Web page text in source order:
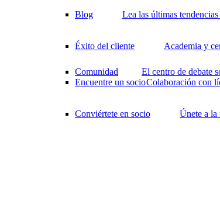
Blog Lea las últimas
Éxito del cliente Academia y
Comunidad
El centro de debate
Encuentre un socioColaboración con
Conviértete en socio Únete a la